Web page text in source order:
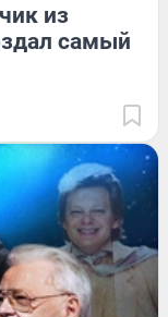
из
самый